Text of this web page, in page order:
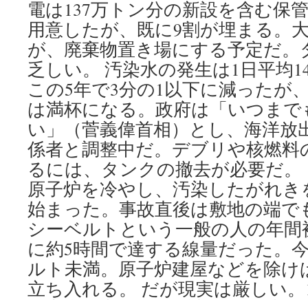
電は137万トン分の新設を含む保
用意したが、既に9割が埋まる。
が、廃棄物置き場にする予定だ
乏しい。 汚染水の発生は1日平均
この5年で3分の1以下に減ったが
は満杯になる。政府は「いつま
い」（菅義偉首相）とし、海洋放
係者と調整中だ。デブリや核燃料
るには、タンクの撤去が必要だ。
原子炉を冷やし、汚染したがれ
始まった。事故直後は敷地の端で
シーベルトという一般の人の年
に約5時間で達する線量だった。
ルト未満。原子炉建屋などを除
立ち入れる。 だが現実は厳しい